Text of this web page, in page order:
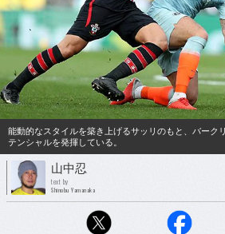
能動的なスタイルを築き上げるサッリのもと、バーク
テンシャルを発揮している。
山中忍
text by
Shinobu Yamanaka